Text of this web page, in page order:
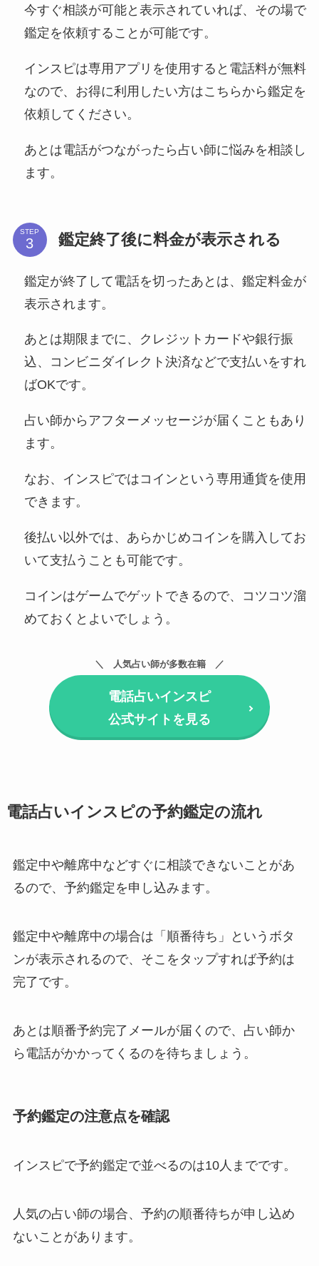
今すぐ相談が可能と表示されていれば、その場で
鑑定を依頼することが可能です。
インスピは専用アプリを使用すると電話料が無料
なので、お得に利用したい方はこちらから鑑定を
依頼してください。
あとは電話がつながったら占い師に悩みを相談し
ます。
STEP 鑑定終了後に料金が表示される
鑑定が終了して電話を切ったあとは、鑑定料金が
表示されます。
あとは期限までに、クレジットカードや銀行振
込、コンビニダイレクト決済などで支払いをすれ
ばOKです。
占い師からアフターメッセージが届くこともあり
ます。
なお、インスピではコインという専用通貨を使用
できます。
後払い以外では、あらかじめコインを購入してお
いて支払うことも可能です。
コインはゲームでゲットできるので、コツコツ溜
めておくとよいでしょう。
人気占い師が多数在籍
電話占いインスピ
公式サイトを見る
電話占いインスピの予約鑑定の流れ
鑑定中や離席中などすぐに相談できないことがあ
るので、予約鑑定を申し込みます。
鑑定中や離席中の場合は「順番待ち」というボタ
ンが表示されるので、そこをタップすれば予約は
完了です。
あとは順番予約完了メールが届くので、占い師か
ら電話がかかってくるのを待ちましょう。
予約鑑定の注意点を確認
インスピで予約鑑定で並べるのは10人までです。
人気の占い師の場合、予約の順番待ちが申し込め
ないことがあります。